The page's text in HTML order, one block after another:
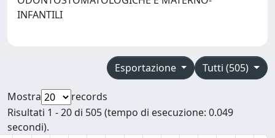
INFANTILI
Tutti (505)
Esportazione
Mostra
records
Risultati 1 - 20 di 505 (tempo di esecuzione: 0.049
secondi).